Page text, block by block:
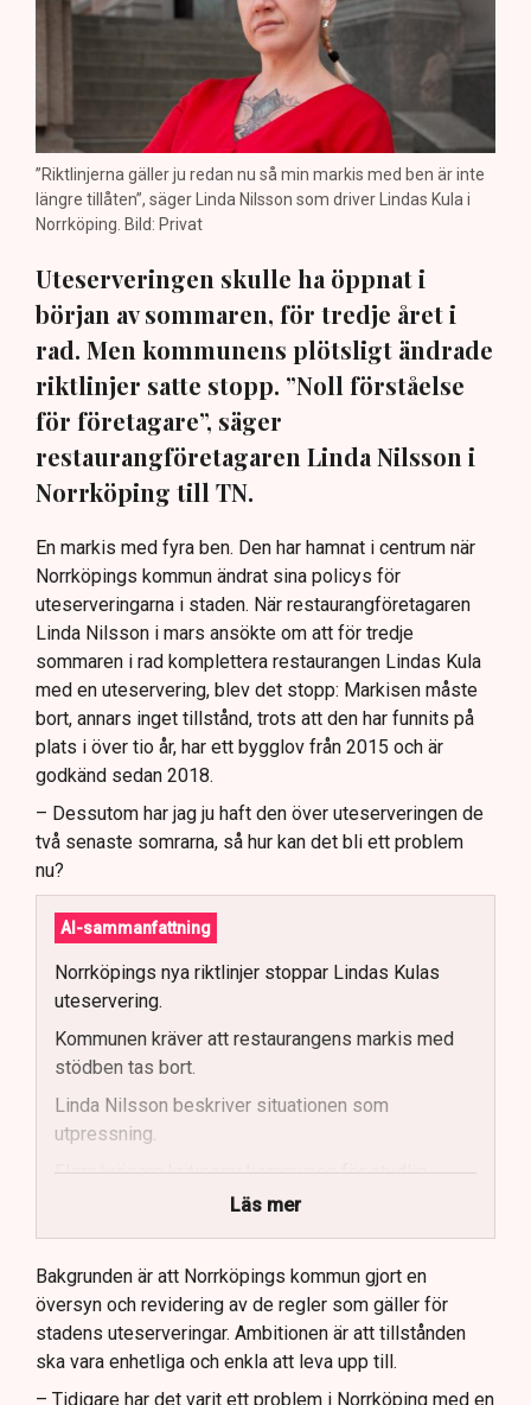
”Riktlinjerna gäller ju redan nu så min markis med ben är inte
längre tillåten”, säger Linda Nilsson som driver Lindas Kula i
Norrköping. Bild: Privat
Uteserveringen skulle ha öppnat i
början av sommaren, för tredje året i
rad. Men kommunens plötsligt ändrade
riktlinjer satte stopp. ”Noll förståelse
för företagare”, säger
restaurangföretagaren Linda Nilsson i
Norrköping till TN.
En markis med fyra ben. Den har hamnat i centrum när
Norrköpings kommun ändrat sina policys för
uteserveringarna i staden. När restaurangföretagaren
Linda Nilsson i mars ansökte om att för tredje
sommaren i rad komplettera restaurangen Lindas Kula
med en uteservering, blev det stopp: Markisen måste
bort, annars inget tillstånd, trots att den har funnits på
plats i över tio år, har ett bygglov från 2015 och är
godkänd sedan 2018.
– Dessutom har jag ju haft den över uteserveringen de
två senaste somrarna, så hur kan det bli ett problem
nu?
AI-sammanfattning
Norrköpings nya riktlinjer stoppar Lindas Kulas
uteservering.
Kommunen kräver att restaurangens markis med
stödben tas bort.
Linda Nilsson beskriver situationen som
utpressning.
Flera krögare kritiserar kommunen för otydlig
Kommunen vill skapa enhetliga regler för
uteserveringar.
Lindas Kula ställer in uteserveringen för
sommaren.
Läs mer
Bakgrunden är att Norrköpings kommun gjort en
översyn och revidering av de regler som gäller för
stadens uteserveringar. Ambitionen är att tillstånden
ska vara enhetliga och enkla att leva upp till.
– Tidigare har det varit ett problem i Norrköping med en